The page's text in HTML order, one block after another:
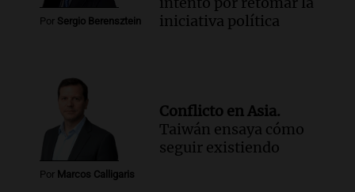
Por Sergio Berensztein
iniciativa política
Por Marcos Calligaris
Conflicto en Asia.
Taiwán ensaya cómo
seguir existiendo